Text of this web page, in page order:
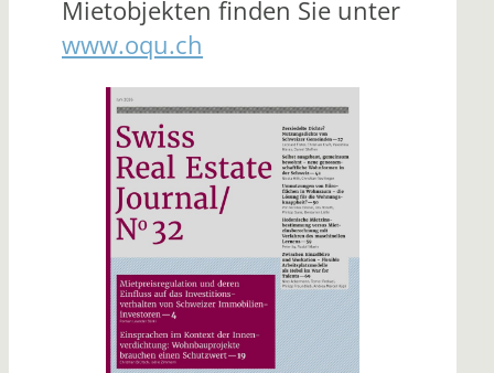
Mietobjekten finden Sie unter
www.oqu.ch